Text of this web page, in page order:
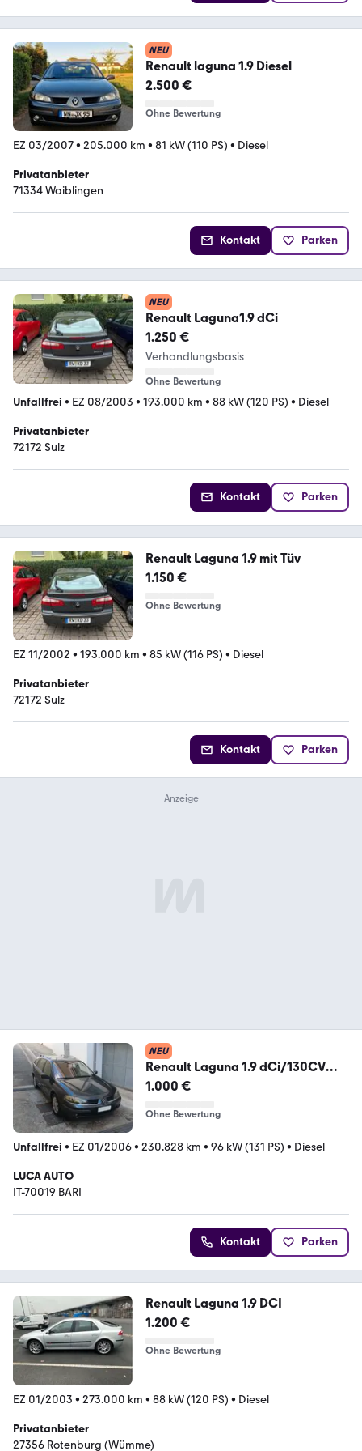
NEU
Renault laguna 1.9 Diesel
2.500 €
Ohne Bewertung
EZ 03/2007• 205.000 km • 81 kW (110 PS) • Diesel
Privatanbieter
71334 Waiblingen
Kontakt Parken
NEU
Renault Laguna1.9 dCi
1.250 €
Verhandlungsbasis
Ohne Bewertung
Unfallfrei • EZ 08/2003 • 193.000 km • 88 kW (120 PS) • Diesel
Privatanbieter
72172 Sulz
Kontakt Parken
Renault Laguna 1.9 mit Tüv
1.150 €
Ohne Bewertung
EZ 11/2002 • 193.000 km • 85 kW (116 PS) • Diesel
Privatanbieter
72172 Sulz
Kontakt Parken
NEU
Renault Laguna 1.9 dCi/130CV
Grandtour Confort
1.000 €
Ohne Bewertung
Unfallfrei • EZ 01/2006• 230.828 km • 96 kW (131 PS) • Diesel
LUCA AUTO
IT-70019 BARI
Kontakt Parken
Renault Laguna 1.9 DCI
1.200 €
Ohne Bewertung
EZ 01/2003 • 273.000 km • 88 kW (120 PS) • Diesel
Privatanbieter
27356 Rotenburg (Wümme)